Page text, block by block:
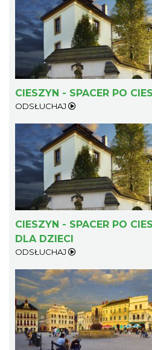
CIESZYN - SPACER PO
ODSŁUCHAJ
CIESZYN - SPACER PO
DLA DZIECI
ODSŁUCHAJ